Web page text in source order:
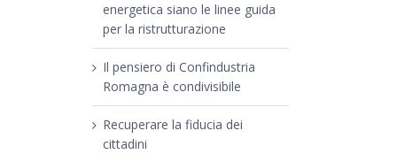
energetica siano le linee guida
per la ristrutturazione
Il pensiero di Confindustria
Romagna è condivisibile
Recuperare la fiducia dei
cittadini